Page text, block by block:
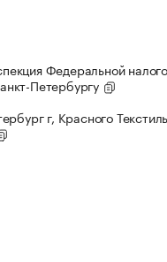
Федеральной
Петербургу
г, Красного